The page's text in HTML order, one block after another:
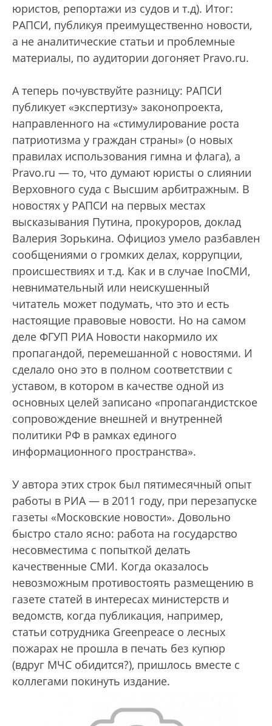
юристов, репортажи из судов и т.д). Итог:
РАПСИ, публикуя преимущественно новости,
а не аналитические статьи и проблемные
материалы, по аудитории догоняет Pravo.ru.
А теперь почувствуйте разницу: РАПСИ
публикует «экспертизу» законопроекта,
направленного на «стимулирование роста
патриотизма у граждан страны» (о новых
правилах использования гимна и флага), а
Pravo.ru — то, что думают юристы о слиянии
Верховного суда с Высшим арбитражным. В
новостях у РАПСИ на первых местах
высказывания Путина, прокуроров, доклад
Валерия Зорькина. Официоз умело разбавлен
сообщениями о громких делах, коррупции,
происшествиях и т.д. Как и в случае InoСМИ,
невнимательный или неискушенный
читатель может подумать, что это и есть
настоящие правовые новости. Но на самом
деле ФГУП РИА Новости накормило их
пропагандой, перемешанной с новостями. И
сделало оно это в полном соответствии с
уставом, в котором в качестве одной из
основных целей записано «пропагандистское
сопровождение внешней и внутренней
политики РФ в рамках единого
информационного пространства».
У автора этих строк был пятимесячный опыт
работы в РИА — в 2011 году, при перезапуске
газеты «Московские новости». Довольно
быстро стало ясно: работа на государство
несовместима с попыткой делать
качественные СМИ. Когда оказалось
невозможным противостоять размещению в
газете статей в интересах министерств и
ведомств, когда публикация, например,
статьи сотрудника Greenpeace о лесных
пожарах не прошла в печать без купюр
(вдруг МЧС обидится?), пришлось вместе с
коллегами покинуть издание.